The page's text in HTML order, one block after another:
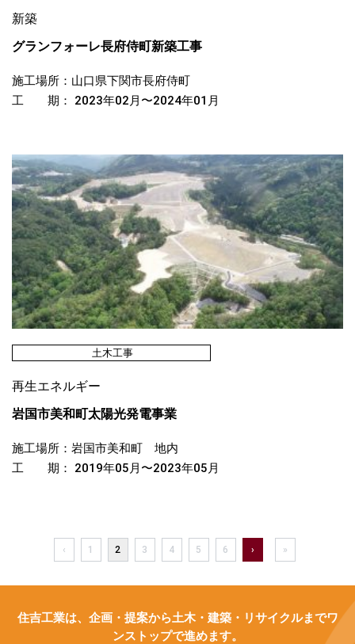
新築
グランフォーレ長府侍町新築工事
施工場所：山口県下関市長府侍町
工 期： 2023年02月〜2024年01月
土木工事
再生エネルギー
岩国市美和町太陽光発電事業
施工場所：岩国市美和町 地内
工 期： 2019年05月〜2023年05月
‹ 1 2 3 4 5 6 › »
住吉工業は、企画・提案から土木・建築・リサイクルまでワ
ンストップで進めます。